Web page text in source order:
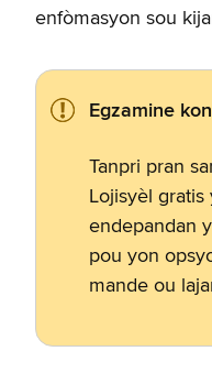
enfòmasyon sou
Egzamine
Tanpri pran
Lojisyèl
endepandan
pou yon
mande ou